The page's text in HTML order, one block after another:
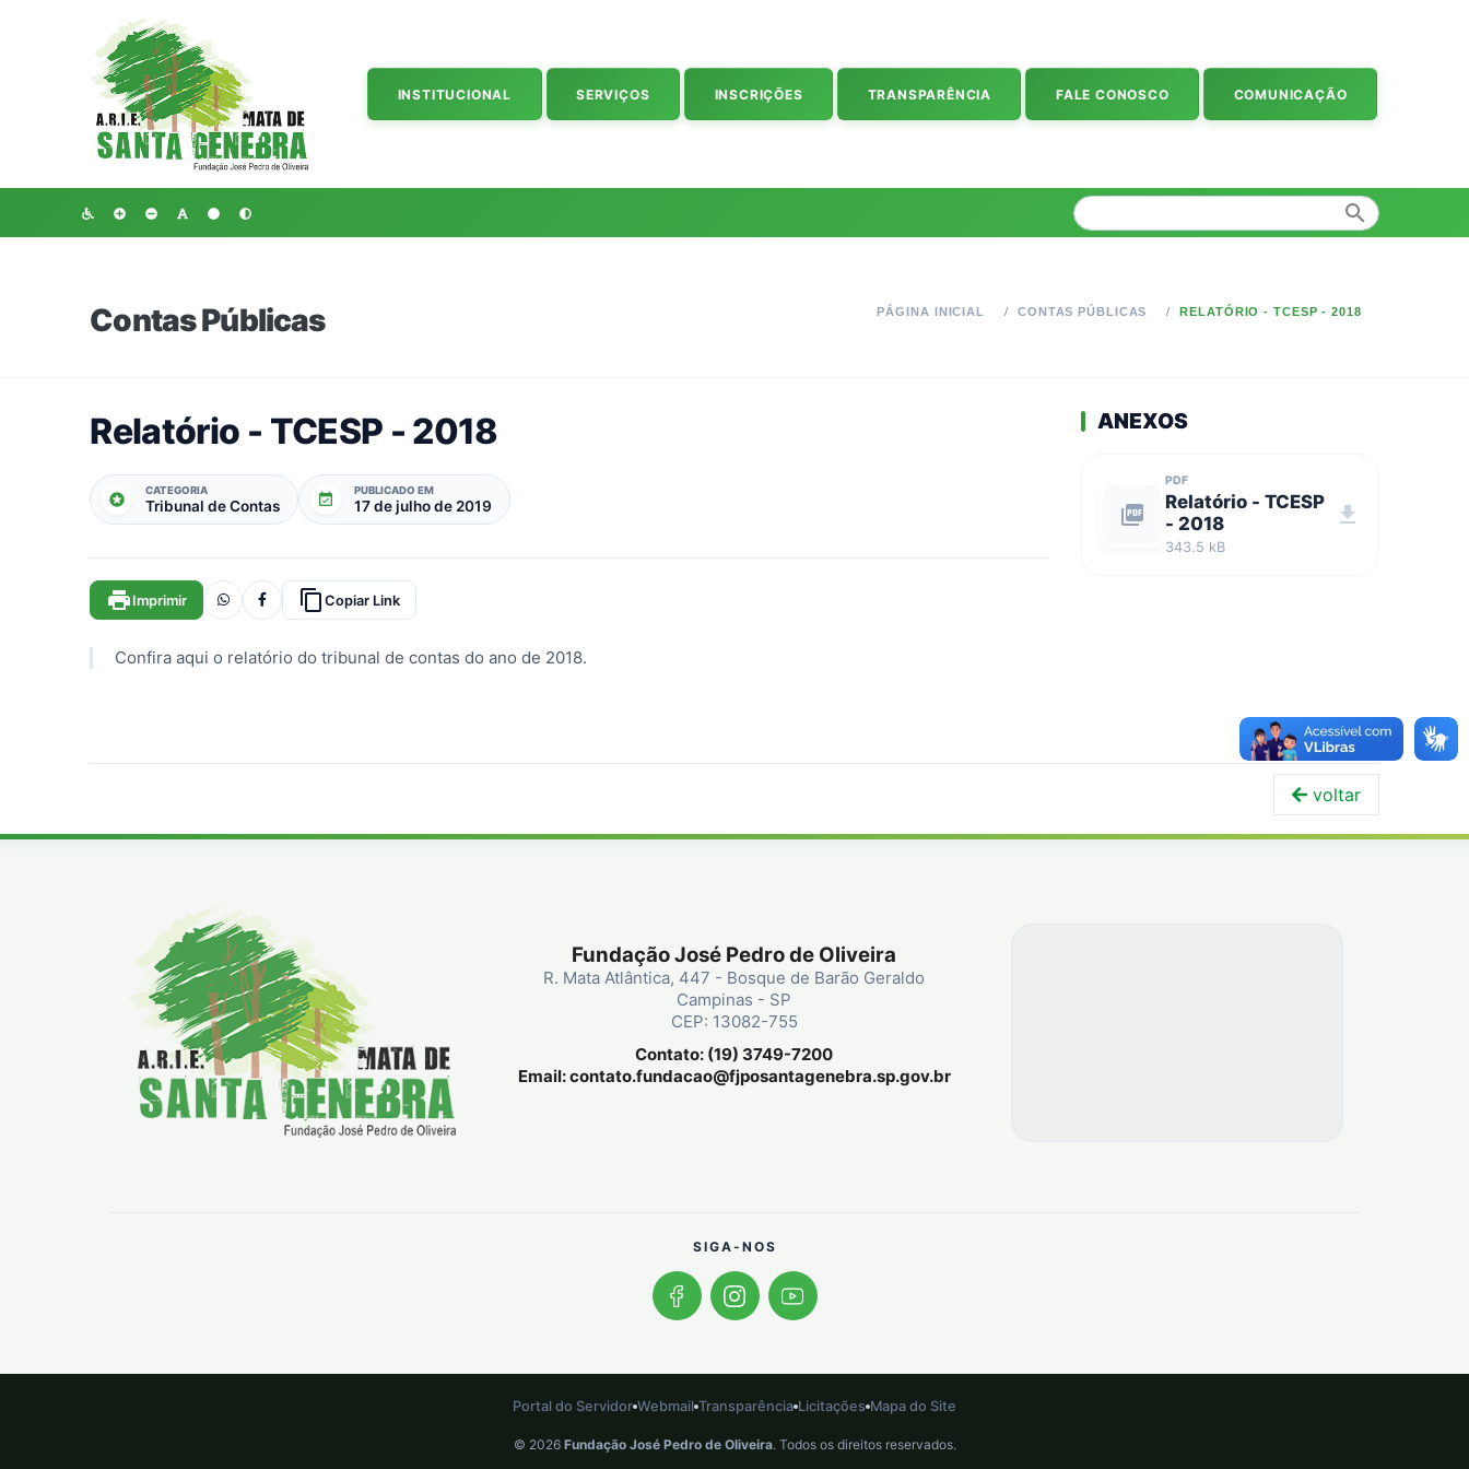
INSTITUCIONAL SERVIÇOS INSCRIÇÕES TRANSPARÊNCIA FALE CONOSCO COMUNICAÇÃO
search
Contas Públicas PÁGINA INICIAL CONTAS PÚBLICAS RELATÓRIO - TCESP - 2018
Relatório - TCESP - 2018
stars
CATEGORIA
Tribunal de Contas event_available
PUBLICADO EM
17 de julho de 2019
print Imprimir content_copyCopiar Link
Confira aqui o relatório do tribunal de contas do ano de 2018.
ANEXOS
picture_as_pdf
PDF
Relatório - TCESP
- 2018
343.5 kB
download
voltar
Fundação José Pedro de Oliveira
R. Mata Atlântica, 447 - Bosque de Barão Geraldo
Campinas - SP
CEP: 13082-755
Contato: (19) 3749-7200
Email:contato.fundacao@fjposantagenebra.sp.gov.br
SIGA-NOS
Portal do Servidor Webmail Transparência Licitações Mapa do Site
© 2026 Fundação José Pedro de Oliveira. Todos os direitos reservados.